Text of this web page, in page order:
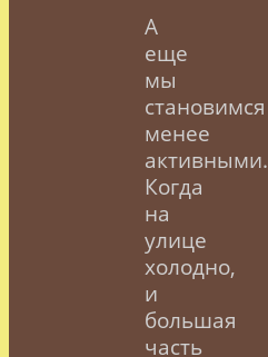
А
еще
мы
становимся
менее
активными.
Когда
на
улице
холодно,
и
большая
часть